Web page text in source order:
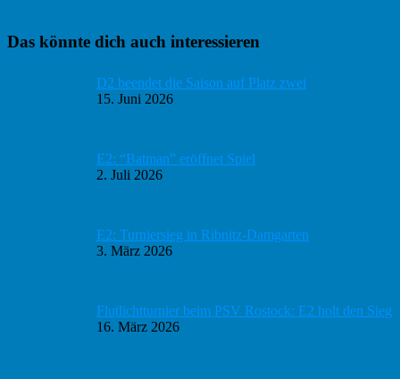
Haupt-
Das könnte dich auch interessieren
D2 beendet die Saison auf Platz zwei
15. Juni 2026
E2: “Batman” eröffnet Spiel
2. Juli 2026
E2: Turniersieg in Ribnitz-Damgarten
3. März 2026
Flutlichtturnier beim PSV Rostock: E2 holt den Sieg
16. März 2026